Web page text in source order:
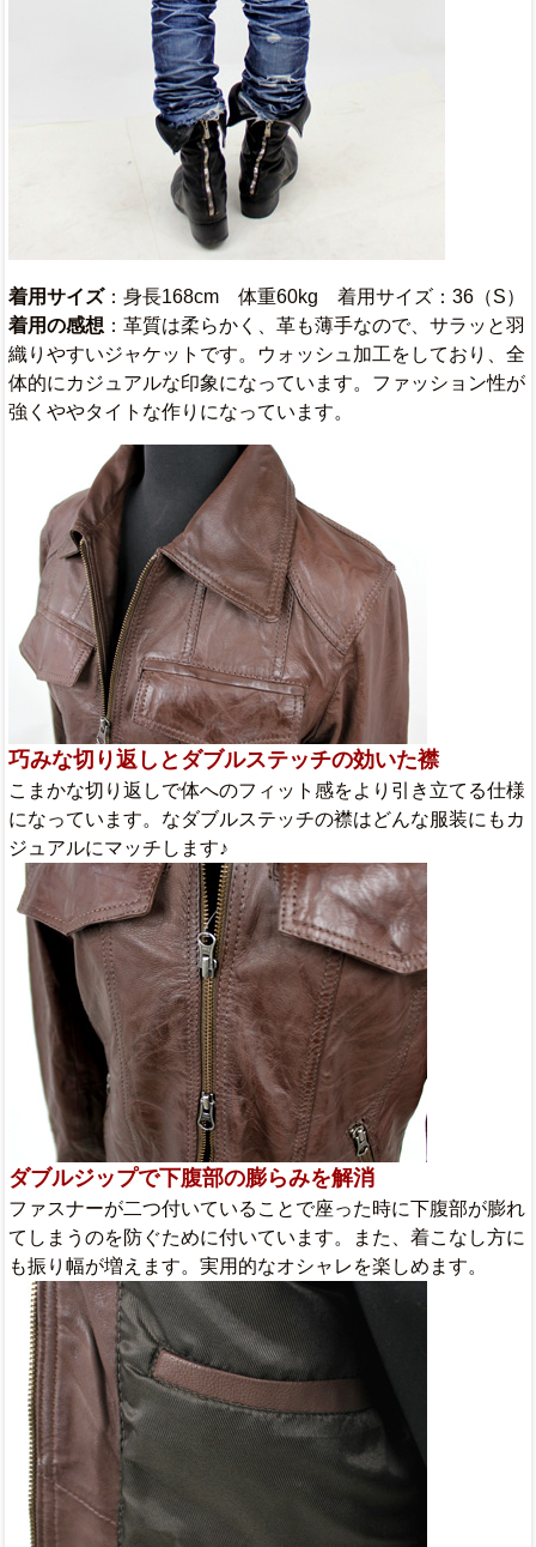
着用サイズ：身長168cm 体重60kg 着用サイズ：36（S）
着用の感想 ：革質は柔らかく、革も薄手なので、サラッと羽
織りやすいジャケットです。ウォッシュ加工をしており、全
体的にカジュアルな印象になっています。ファッション性が
強くややタイトな作りになっています。
巧みな切り返しとダブルステッチの効いた襟
こまかな切り返しで体へのフィット感をより引き立てる仕様
になっています。なダブルステッチの襟はどんな服装にもカ
ジュアルにマッチします♪
ダブルジップで下腹部の膨らみを解消
ファスナーが二つ付いていることで座った時に下腹部が膨れ
てしまうのを防ぐために付いています。また、着こなし方に
も振り幅が増えます。実用的なオシャレを楽しめます。